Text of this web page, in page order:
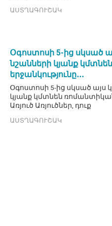
ԱՍՏՂԱԳՈՒՇԱԿ
Օգոստոսի 5-ից սկսած
նշանների կյանք
երջանկությունը․․․
Օգոստոսի 5-ից սկսած այս
կյանք կմտնեն ռոմանտիկան
Առյուծ Առյուծներ, դուք
ԱՍՏՂԱԳՈՒՇԱԿ